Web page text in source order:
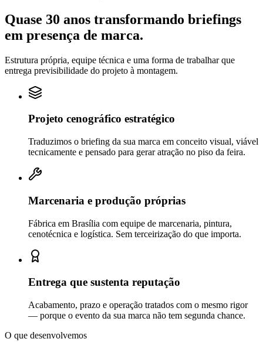
Quase 30 anos transformando briefings
em presença de marca.
Estrutura própria, equipe técnica e uma forma de trabalhar que
entrega previsibilidade do projeto à montagem.
Projeto cenográfico estratégico
Traduzimos o briefing da sua marca em conceito visual, viável
tecnicamente e pensado para gerar atração no piso da feira.
Marcenaria e produção próprias
Fábrica em Brasília com equipe de marcenaria, pintura,
cenotécnica e logística. Sem terceirização do que importa.
Entrega que sustenta reputação
Acabamento, prazo e operação tratados com o mesmo rigor
— porque o evento da sua marca não tem segunda chance.
O que desenvolvemos